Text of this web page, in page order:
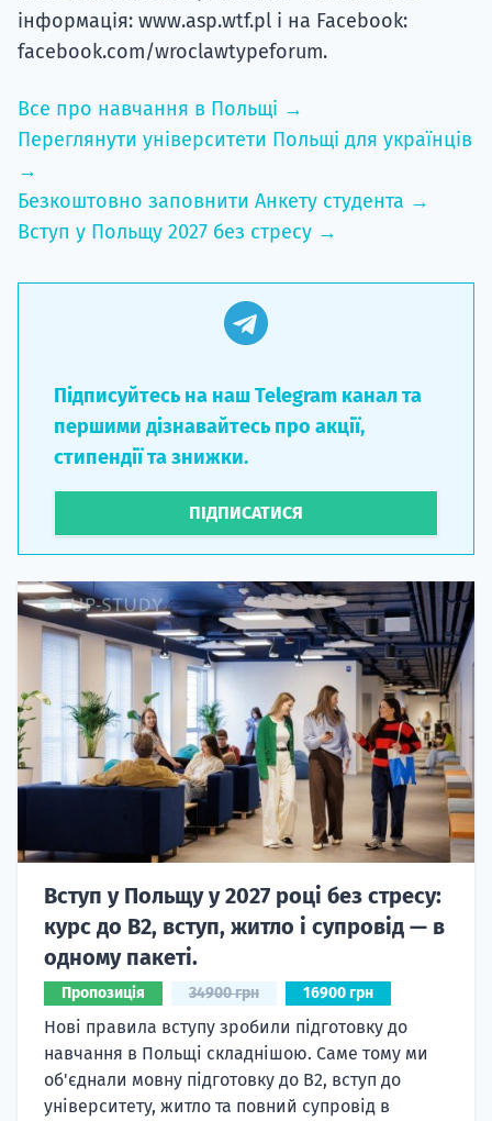
інформація: www.asp.wtf.pl і на Facebook:
facebook.com/wroclawtypeforum.
Все про навчання в Польщі →
Переглянути університети Польщі для українців
→
Безкоштовно заповнити Анкету студента →
Вступ у Польщу 2027 без стресу →
Підписуйтесь на наш Telegram канал та
першими дізнавайтесь про акції,
стипендії та знижки.
ПІДПИСАТИСЯ
Вступ у Польщу у 2027 році без стресу:
курс до B2, вступ, житло і супровід — в
одному пакеті.
Пропозиція 34900 грн 16900 грн
Нові правила вступу зробили підготовку до
навчання в Польщі складнішою. Саме тому ми
об'єднали мовну підготовку до В2, вступ до
університету, житло та повний супровід в